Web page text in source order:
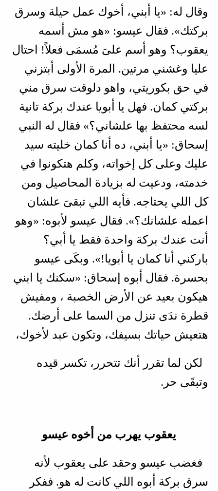
وقال له: «يا أبني، أخوك عمل حيلة وسرق
بركتك». فقال عيسو: «هو مش أسمه
يعقوب؟ وهو أسم علىَ مُسمَى فعلاً! احتال
عليا وغشني مرتين. المرة الأولى أبتزني
في حق بكوريتي، واهو دلوقت سرق مني
بركتي كمان. فهل يا أبويا عندك بركة تانية
لسه محتفظ بها علشاني؟» فقال له النبي
إسحاق: «يا أبني، ده أنا كمان خليته سيد
عليك وعلى كل إخواته، وكلم هتكونوا في
خدمته، ودعيت له بزيادة المحاصيل ومن
كل اللي يحتاجه. فأيه اللي تبقىَ علشان
اعمله علشانك؟». فقال عيسو لأبوه: «وهو
أنت عندك بركة واحدة فقط يا أبي؟
باركني أنا كمان يا أبويا!». وبكَى عيسو
بحسرة. فقال أبوه إسحاق: «سكنك يا ابني
هيكون بعيد عن الأرض الخصبة ، ومفيش
قطرة ندَى تنزل من السما على أرضك.
هتعيش حياتك بسيفك، وتكون عبد لأخوك،
لكن لما تقرر أنك تتحرر، تكسر قيده
وتبقَى حر.
يعقوب يهرب من أخوه عيسو
فغضب عيسو وحقد على يعقوب لأنه
سرق بركة أبوه اللي كانت له هو. ففكر